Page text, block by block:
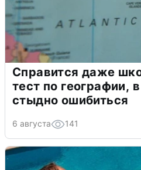
Справится даже
тест по географии,
стыдно ошибиться
6 августа 141